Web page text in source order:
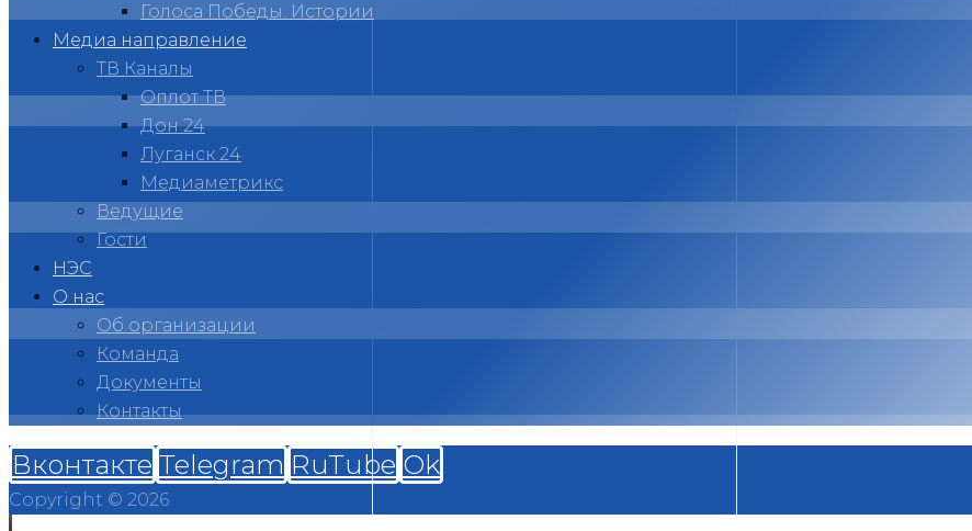
Голоса Победы. Истории
Медиа направление
ТВ Каналы
Оплот ТВ
Дон 24
Луганск 24
Медиаметрикс
Ведущие
Гости
НЭС
О нас
Об организации
Команда
Документы
Контакты
Вконтакте Telegram RuTube Ok
Copyright © 2026